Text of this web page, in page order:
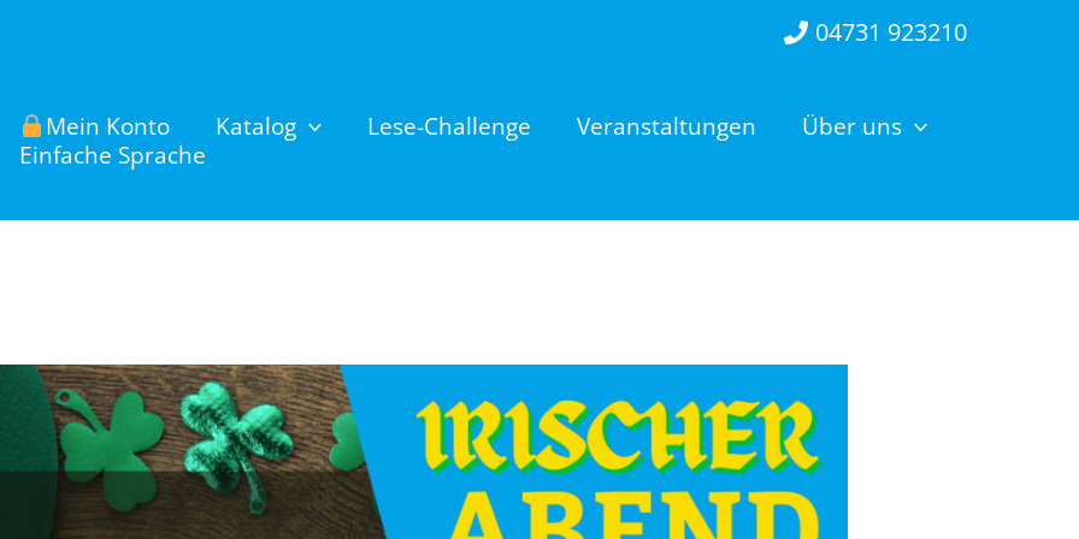
04731 923210
Mein Konto Katalog Lese-Challenge Veranstaltungen
Über uns
Einfache Sprache